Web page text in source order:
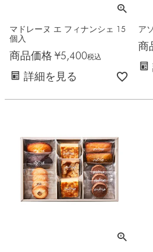
マドレーヌ エ フィナンシェ 15
個入
商品価格 ¥5,400税込
詳細を見る
ア
商